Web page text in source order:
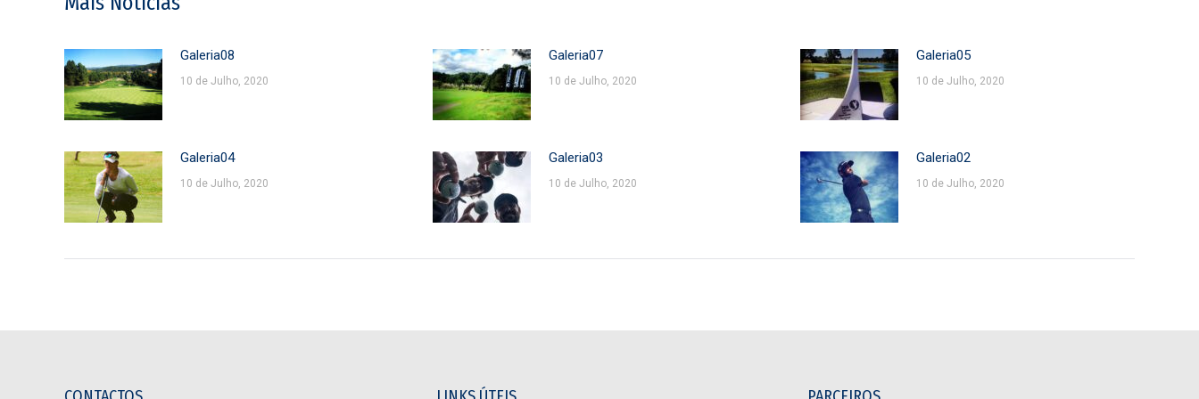
Galeria08
10 de Julho, 2020
Galeria07
10 de Julho, 2020
Galeria05
10 de Julho, 2020
Galeria04
10 de Julho, 2020
Galeria03
10 de Julho, 2020
Galeria02
10 de Julho, 2020